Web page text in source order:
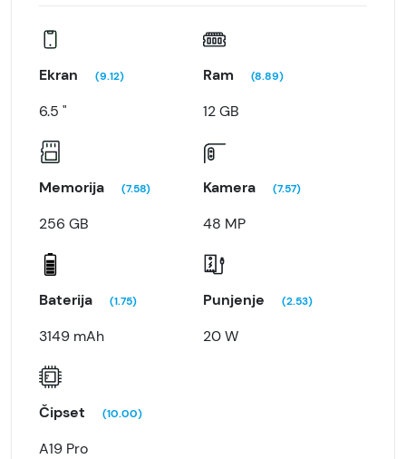
Ekran (9.12)
6.5 "
Ram (8.89)
12 GB
Memorija (7.58)
256 GB
Kamera (7.57)
48 MP
Baterija (1.75)
3149 mAh
Punjenje (2.53)
20 W
Čipset (10.00)
A19 Pro